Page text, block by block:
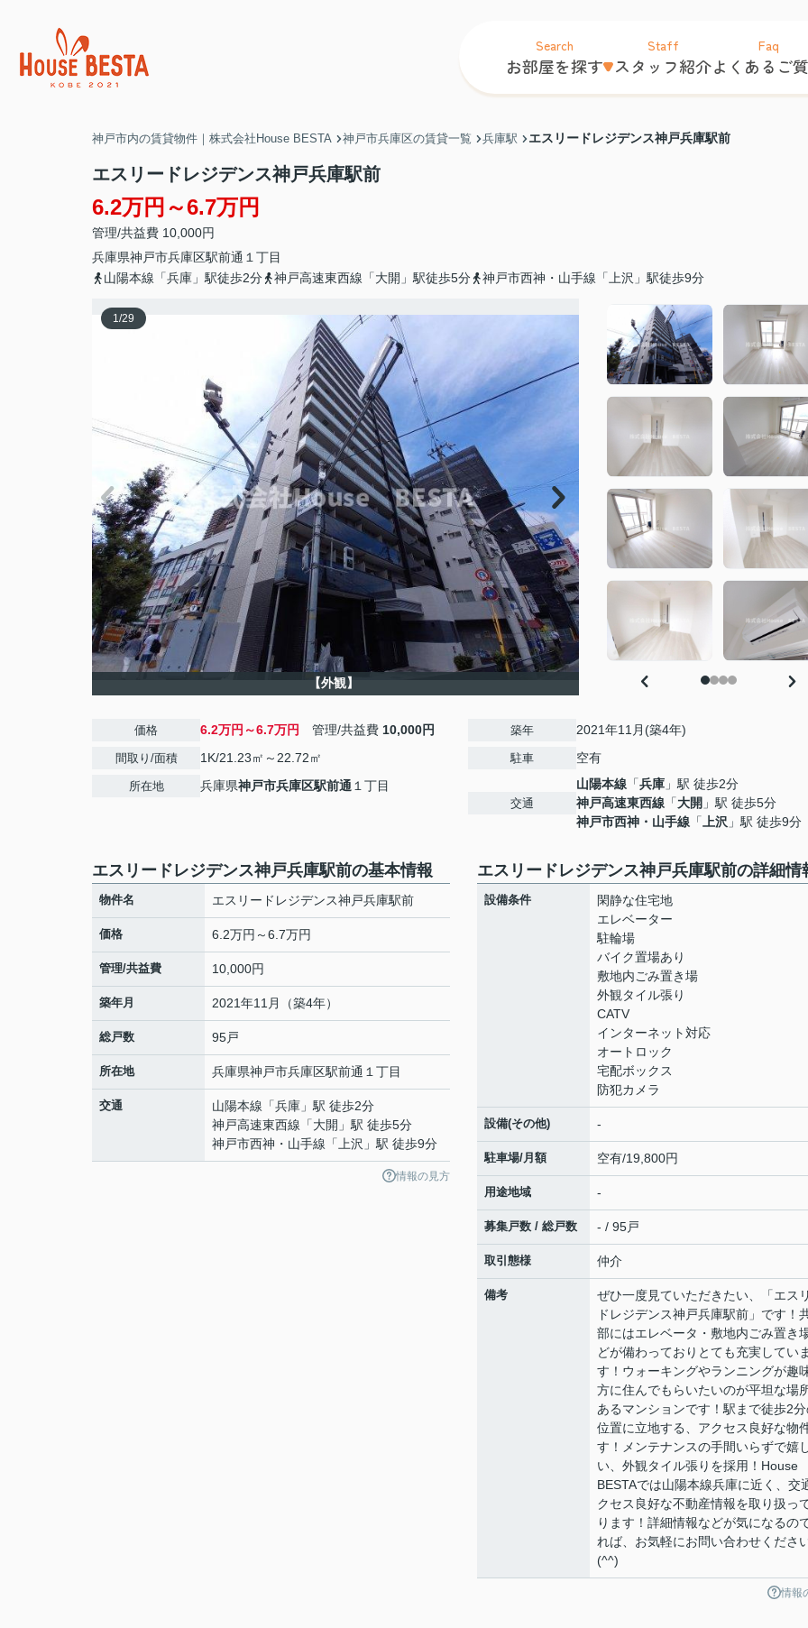
Search
お部屋を探す
Staff
スタッフ紹介
Faq
よくあるご
神戸市内の賃貸物件｜株式会社House BESTA 神戸市兵庫区の賃貸一覧 兵庫駅 エスリードレジデンス神戸兵庫駅前
エスリードレジデンス神戸兵庫駅前
6.2万円～6.7万円
管理/共益費 10,000円
兵庫県神戸市兵庫区駅前通 １丁目
山陽本線「兵庫」駅徒歩2分
神戸高速東西線「大開」駅徒歩5分 神戸市西神・山手線「上沢」駅徒歩9分
1/29
【外観】
価格 6.2万円～6.7万円 管理/共益費 10,000円
間取り/面積 1K/21.23㎡～22.72㎡
所在地 兵庫県神戸市兵庫区駅前通 １丁目
築年 2021年11月(築4年)
駐車 空有
交通
山陽本線 「兵庫 」駅 徒歩2分
神戸高速東西線 「大開 」駅 徒歩5分
神戸市西神・山手線 「 上沢 」駅 徒歩9分
エスリードレジデンス神戸兵庫駅前の基本情報
物件名 エスリードレジデンス神戸兵庫駅前
価格 6.2万円～6.7万円
管理/共益費 10,000円
築年月 2021年11月（築4年）
総戸数 95戸
所在地 兵庫県神戸市兵庫区駅前通 １丁目
交通 山陽本線 「兵庫 」駅 徒歩2分
神戸高速東西線 「大開 」駅 徒歩5分
神戸市西神・山手線 「 上沢 」駅 徒歩9分
情報の見方
エスリードレジデンス神戸兵庫駅前の詳細情
設備条件
閑静な住宅地
エレベーター
駐輪場
バイク置場あり
敷地内ごみ置き場
外観タイル張り
CATV
インターネット対応
オートロック
宅配ボックス
防犯カメラ
設備(その他) -
駐車場/月額 空有/19,800円
用途地域 -
募集戸数 / 総戸数 - / 95戸
取引態様 仲介
備考
ぜひ一度見ていただきたい、「エス
ドレジデンス神戸兵庫駅前」です！
部にはエレベータ・敷地内ごみ置き
どが備わっておりとても充実してい
す！ウォーキングやランニングが趣
方に住んでもらいたいのが平坦な場
あるマンションです！駅まで徒歩2
位置に立地する、アクセス良好な物
す！メンテナンスの手間いらずで嬉
い、外観タイル張りを採用！
BESTAでは山陽本線兵庫に近く、交
クセス良好な不動産情報を取り扱っ
ります！詳細情報などが気になるの
れば、お気軽にお問い合わせくださ
(^^)
情報